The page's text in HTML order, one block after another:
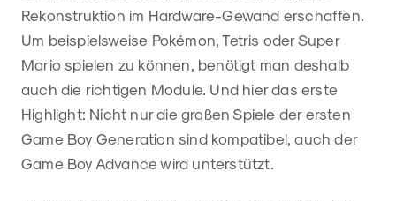
Rekonstruktion im Hardware-Gewand erschaffen.
Um beispielsweise Pokémon, Tetris oder Super
Mario spielen zu können, benötigt man deshalb
auch die richtigen Module. Und hier das erste
Highlight: Nicht nur die großen Spiele der ersten
Game Boy Generation sind kompatibel, auch der
Game Boy Advance wird unterstützt.